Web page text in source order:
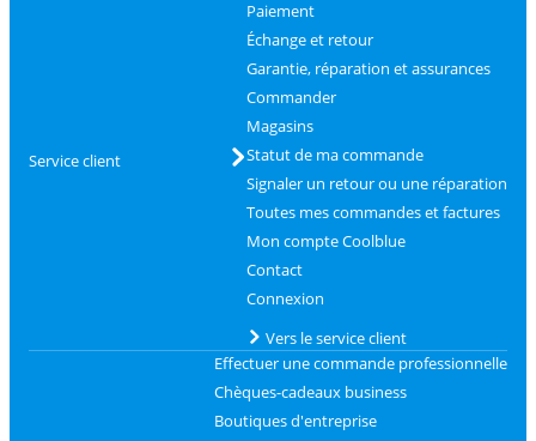
Service client
Paiement
Échange et retour
Garantie, réparation et assurances
Commander
Magasins
Statut de ma commande
Signaler un retour ou une réparation
Toutes mes commandes et factures
Mon compte Coolblue
Contact
Connexion
Vers le service client
Effectuer une commande professionnelle
Chèques-cadeaux business
Boutiques d'entreprise